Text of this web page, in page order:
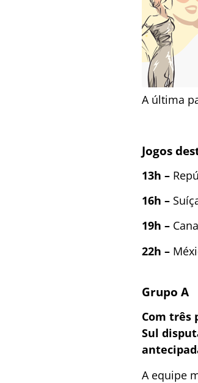
A última
Jogos
13h –
16h –
19h –
22h –
Grupo A
Com três
Sul
A equipe